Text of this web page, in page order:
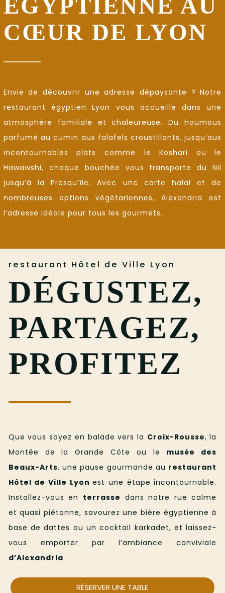
ÉGYPTIENNE AU
CŒUR DE LYON
Envie de découvrir une adresse dépaysante ? Notre
restaurant égyptien Lyon vous accueille dans une
atmosphère familiale et chaleureuse. Du houmous
parfumé au cumin aux falafels croustillants, jusqu’aux
incontournables plats comme le Koshari ou le
Hawawshi, chaque bouchée vous transporte du Nil
jusqu’à la Presqu’île. Avec une carte halal et de
nombreuses options végétariennes, Alexandria est
l’adresse idéale pour tous les gourmets.
restaurant Hôtel de Ville Lyon
DÉGUSTEZ,
PARTAGEZ,
PROFITEZ
Que vous soyez en balade vers la Croix-Rousse, la
Montée de la Grande Côte ou le musée des
Beaux-Arts, une pause gourmande au restaurant
Hôtel de Ville Lyonest une étape incontournable.
Installez-vous en terrasse dans notre rue calme
et quasi piétonne, savourez une bière égyptienne à
base de dattes ou un cocktail karkadet, et laissez-
vous emporter par l’ambiance conviviale
d’Alexandria.
RÉSERVER UNE TABLE